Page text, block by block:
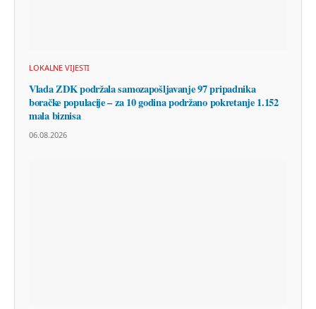
LOKALNE VIJESTI
Vlada ZDK podržala samozapošljavanje 97 pripadnika
boračke populacije – za 10 godina podržano pokretanje 1.152
mala biznisa
06.08.2026